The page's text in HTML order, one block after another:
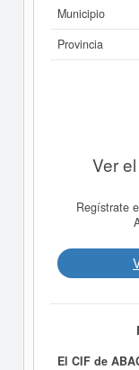
Municipio
Provincia
Ver
Regístrate
El CIF de